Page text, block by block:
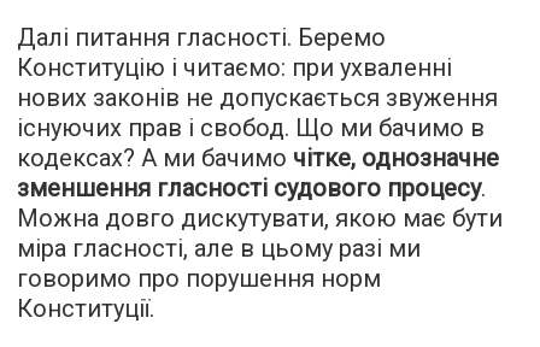
Далі питання гласності. Беремо
Конституцію і читаємо: при ухваленні
нових законів не допускається звуження
існуючих прав і свобод. Що ми бачимо в
кодексах? А ми бачимо чітке, однозначне
зменшення гласності судового процесу.
Можна довго дискутувати, якою має бути
міра гласності, але в цьому разі ми
говоримо про порушення норм
Конституції.